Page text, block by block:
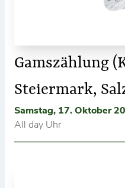
Gamszählung
Steiermark,
Samstag, 17. Oktober
All day Uhr